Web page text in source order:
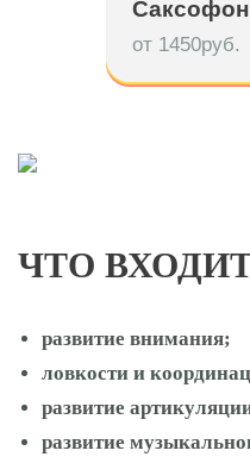
Саксофон
от 1450руб.
ЧТО
развитие внимания;
ловкости и
развитие
развитие